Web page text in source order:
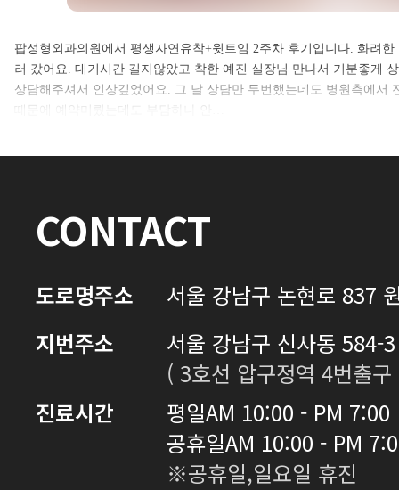
셀카후기 전체 내용은
로그인 후 확인하실 수 있습니다.
팝성형외과의원에서 평생자연유착+윗트임 2주차 후기입니다. 화려
러 갔어요. 대기시간 길지않았고 착한 예진 실장님 만나서 기분좋게
상담해주셔서 인상깊었어요. 그 날 상담만 두번했는데도 병원측에서
때문에 예약미뤘는데도 부담하나 안…
CONTACT
도로명주소
서울 강남구 논현로 837
지번주소
서울 강남구 신사동 584-
( 3호선 압구정역 4번출
진료시간
평일AM 10:00 - PM 7:00
공휴일AM 10:00 - PM
※공휴일,일요일 휴진